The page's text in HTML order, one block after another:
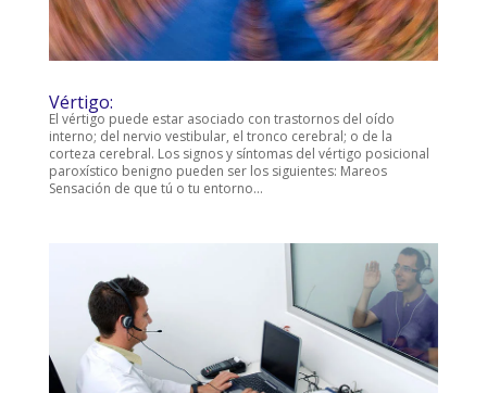
Vértigo:
El vértigo puede estar asociado con trastornos del oído
interno; del nervio vestibular, el tronco cerebral; o de la
corteza cerebral. Los signos y síntomas del vértigo posicional
paroxístico benigno pueden ser los siguientes: Mareos
Sensación de que tú o tu entorno...